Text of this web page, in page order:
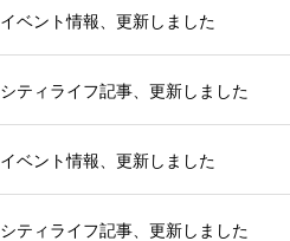
イベント情報、更新しました
シティライフ記事、更新しました
イベント情報、更新しました
シティライフ記事、更新しました